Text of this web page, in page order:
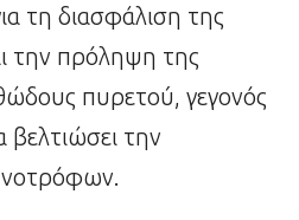
τη διασφάλιση της
την πρόληψη της
πυρετού, γεγονός
την